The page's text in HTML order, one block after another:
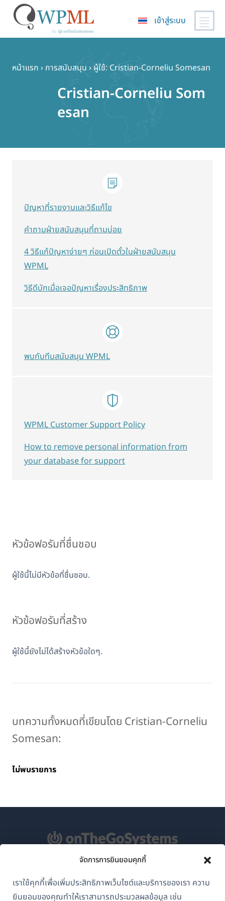
จัดการการยินยอมคุกกี้
เราใช้คุกกี้เพื่อเพิ่มประสิทธิภาพเว็บไซต์และบริการของเรา ความ
ยินยอมของคุณทำให้เราสามารถประมวลผลข้อมูล เช่น
เข้าสู่ระบบ
หน้าแรก › การสนับสนุน › ผู้ใช้: Cristian-Corneliu Somesan
Cristian-Corneliu Som
esan
หัวข้อฟอรัมที่ชื่นชอบ
ผู้ใช้นี้ไม่มีหัวข้อที่ชื่นชอบ.
หัวข้อฟอรัมที่สร้าง
ผู้ใช้นี้ยังไม่ได้สร้างหัวข้อใดๆ.
บทความทั้งหมดที่เขียนโดย Cristian-Corneliu
Somesan:
ไม่พบรายการ
ปัญหาที่รายงานและวิธีแก้ไข
คำถามฝ่ายสนับสนุนที่ถามบ่อย
4 วิธีแก้ปัญหาง่ายๆ ก่อนเปิดตั๋วในฝ่ายสนับสนุน
WPML
วิธีดีบักเมื่อเจอปัญหาเรื่องประสิทธิภาพ
พบกับทีมสนับสนุน WPML
WPML Customer Support Policy
How to remove personal information from
your database for support
GDPR และนโยบายความเป็นส่วนตัว